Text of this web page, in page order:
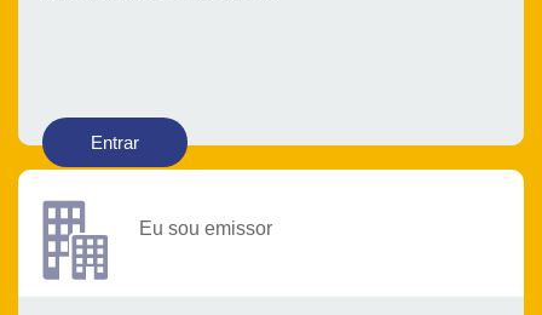
Entrar
Eu sou emissor